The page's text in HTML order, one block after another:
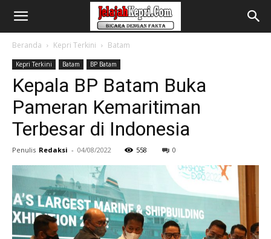
Beranda Kepri Terkini Batam
Kepri Terkini Batam BP Batam
Kepala BP Batam Buka
Pameran Kemaritiman
Terbesar di Indonesia
Penulis Redaksi - 04/08/2022 558 0